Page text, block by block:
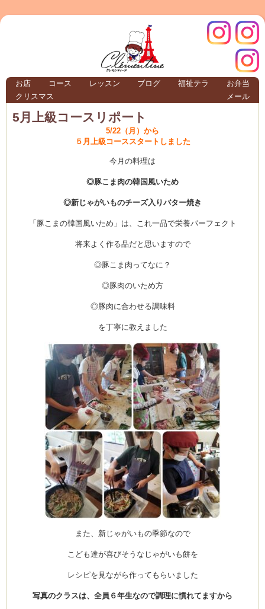
クレモンティーヌ – 新百合ヶ丘の料理教
室・テイクアウト Clémentine (produced
お店 コース レッスン ブログ 福祉テラ
お弁当
クリスマス
メール
インス
クレモ
5月上級コースリポート
5/22（月）から
５月上級コーススタートしました
今月の料理は
◎豚こま肉の韓国風いため
◎新じゃがいものチーズ入りバター焼き
「豚こまの韓国風いため」は、これ一品で栄養パーフェクト
将来よく作る品だと思いますので
◎豚こま肉ってなに？
◎豚肉のいため方
◎豚肉に合わせる調味料
を丁寧に教えました
また、新じゃがいもの季節なので
こども達が喜びそうなじゃがいも餅を
レシピを見ながら作ってもらいました
写真のクラスは、全員６年生なので調理に慣れてますから